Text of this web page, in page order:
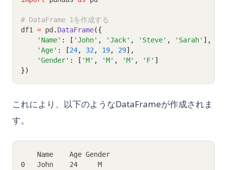
# DataFrame 1を作成する
df1 = pd . DataFrame({
'Name' : [ 'John' , 'Jack' , 'Steve' , 'Sarah' ],
'Age' : [24, 32 , 19, 29],
'Gender' : [ 'M' , 'M' , 'M' , 'F' ]
})
これにより、以下のようなDataFrameが作成されま
す。
    Name    Age Gender
0   John    24     M